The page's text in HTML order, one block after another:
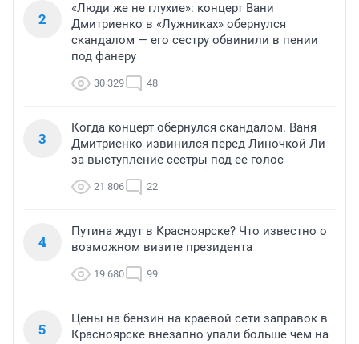
2
«Люди же не глухие»: концерт Вани
Дмитриенко в «Лужниках» обернулся
скандалом — его сестру обвинили в пении
под фанеру
30 329 48
3
Когда концерт обернулся скандалом. Ваня
Дмитриенко извинился перед Линочкой Ли
за выступление сестры под ее голос
21 806 22
4
Путина ждут в Красноярске? Что известно о
возможном визите президента
19 680 99
5
Цены на бензин на краевой сети заправок в
Красноярске внезапно упали больше чем на